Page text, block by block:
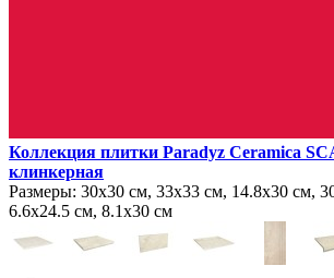
Коллекция плитки Paradyz Ceramica
клинкерная
Размеры: 30х30 см, 33х33 см, 14.8х30 см,
6.6х24.5 см, 8.1х30 см